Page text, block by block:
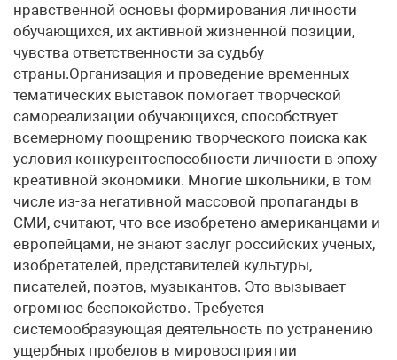
нравственной основы формирования личности
обучающихся, их активной жизненной позиции,
чувства ответственности за судьбу
страны.Организация и проведение временных
тематических выставок помогает творческой
самореализации обучающихся, способствует
всемерному поощрению творческого поиска как
условия конкурентоспособности личности в эпоху
креативной экономики. Многие школьники, в том
числе из-за негативной массовой пропаганды в
СМИ, считают, что все изобретено американцами и
европейцами, не знают заслуг российских ученых,
изобретателей, представителей культуры,
писателей, поэтов, музыкантов. Это вызывает
огромное беспокойство. Требуется
системообразующая деятельность по устранению
ущербных пробелов в мировосприятии